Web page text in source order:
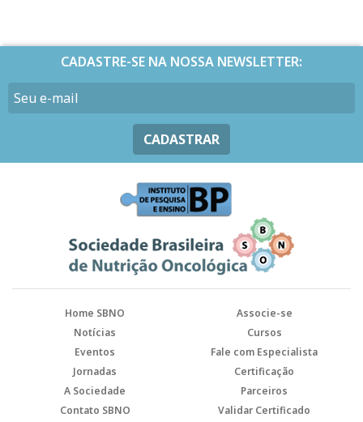
CADASTRE-SE NA NOSSA NEWSLETTER:
CADASTRAR
Home SBNO
Associe-se
Notícias
Cursos
Eventos
Fale com Especialista
Jornadas
Certificação
A Sociedade
Parceiros
Contato SBNO
Validar Certificado